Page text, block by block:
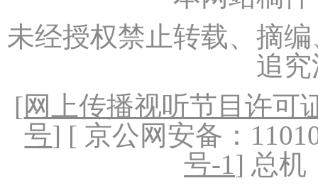
未经授权禁止转载、摘
追
[网上传播视听节目许可
号] [ 京公网安备：
号-1] 总机